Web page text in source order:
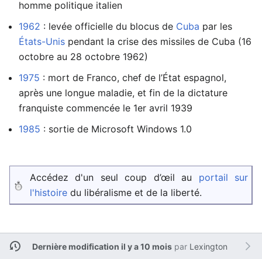
homme politique italien
1962 : levée officielle du blocus de Cuba par les
États-Unis pendant la crise des missiles de Cuba (16
octobre au 28 octobre 1962)
1975 : mort de Franco, chef de l’État espagnol,
après une longue maladie, et fin de la dictature
franquiste commencée le 1er avril 1939
1985 : sortie de Microsoft Windows 1.0
Accédez d'un seul coup d’œil au portail sur
l'histoire du libéralisme et de la liberté.
Dernière modification il y a 10 moispar Lexington